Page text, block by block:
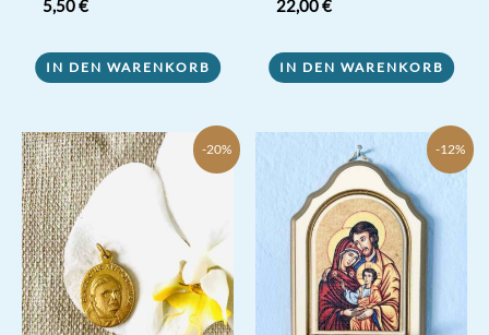
5,50€
IN DEN WARENKORB
22,00€
IN DEN WARENKORB
-20% -12%